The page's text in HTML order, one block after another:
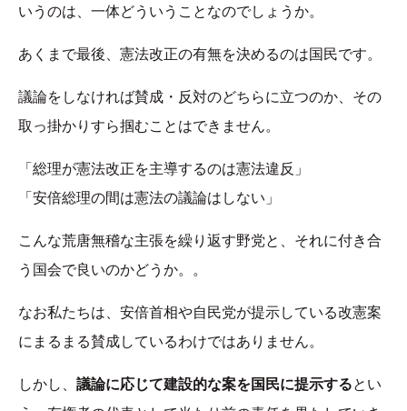
いうのは、一体どういうことなのでしょうか。
あくまで最後、憲法改正の有無を決めるのは国民です。
議論をしなければ賛成・反対のどちらに立つのか、その
取っ掛かりすら掴むことはできません。
「総理が憲法改正を主導するのは憲法違反」
「安倍総理の間は憲法の議論はしない」
こんな荒唐無稽な主張を繰り返す野党と、それに付き合
う国会で良いのかどうか。。
なお私たちは、安倍首相や自民党が提示している改憲案
にまるまる賛成しているわけではありません。
しかし、 議論に応じて建設的な案を国民に提示するとい